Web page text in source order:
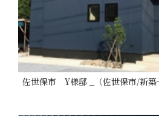
佐世保市 Y様邸 _（佐世保市/新築